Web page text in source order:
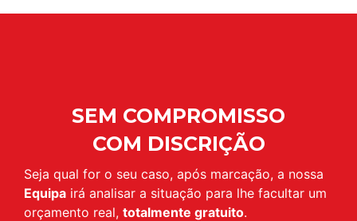
SEM COMPROMISSO
COM DISCRIÇÃO
Seja qual for o seu caso, após marcação, a nossa
Equipa irá analisar a situação para lhe facultar um
orçamento real, totalmente gratuito.